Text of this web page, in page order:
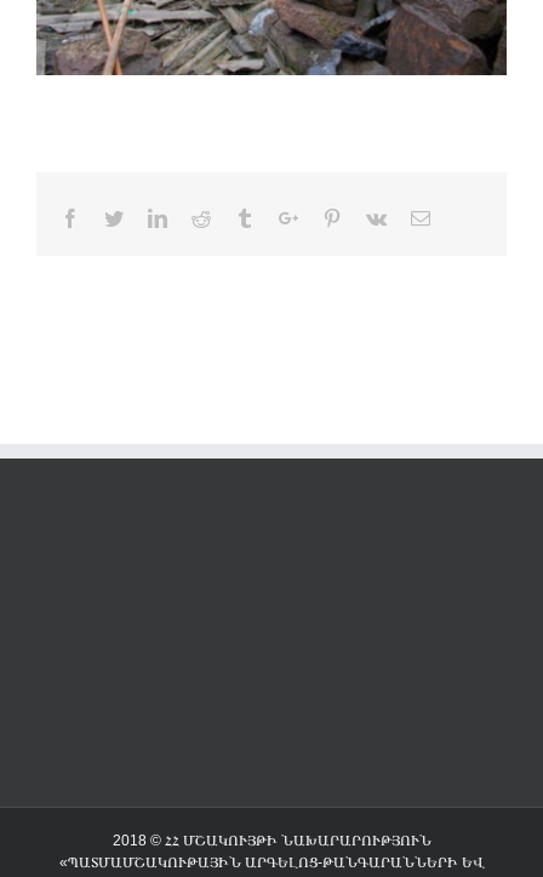
Facebook
TwitterLinkedinReddit TumblrGoogle+Pinterest
Vk Email
2018 © ՀՀ ՄՇԱԿՈՒՅԹԻ ՆԱԽԱՐԱՐՈՒԹՅՈՒՆ
«ՊԱՏՄԱՄՇԱԿՈՒԹԱՅԻՆ ԱՐԳԵԼՈՑ-ԹԱՆԳԱՐԱՆՆԵՐԻ ԵՎ